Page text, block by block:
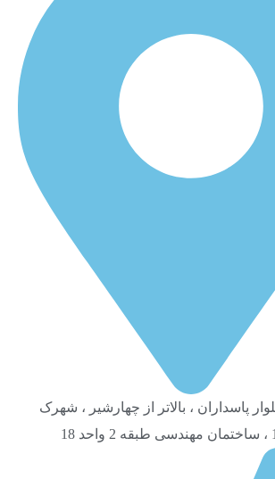
پاسداران ، بالاتر از چهارشیر ، شهرک